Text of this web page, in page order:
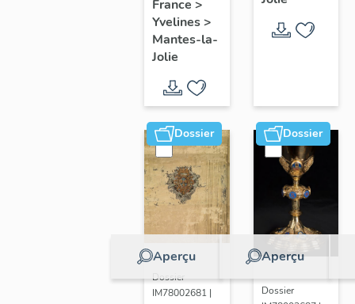
France >
Yvelines>
Mantes-la-
Jolie
Dossier
Aperçu
Dossier
IM78002681 |
Dossier
Aperçu
Dossier